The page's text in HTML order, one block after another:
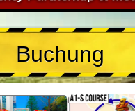
Buchung